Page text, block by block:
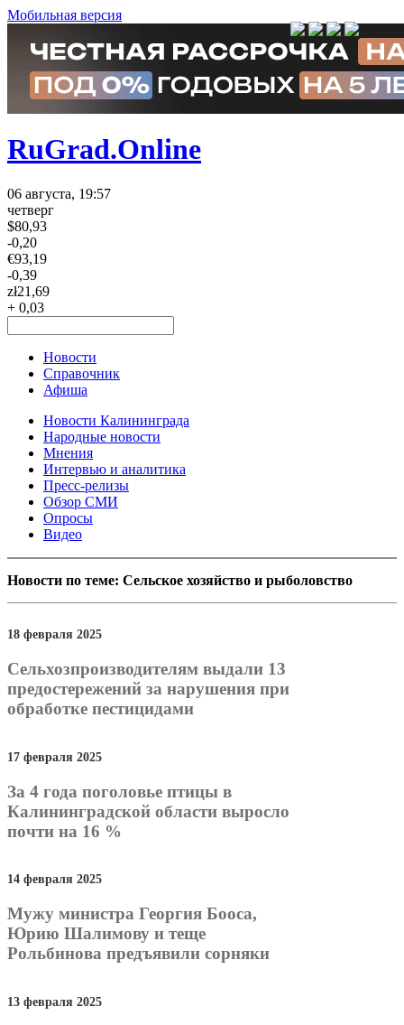
Мобильная версия
RuGrad.Online
06 августа, 19:57
четверг
$80,93
-0,20
€93,19
-0,39
zł21,69
+ 0,03
Новости
Справочник
Афиша
Новости Калининграда
Народные новости
Мнения
Интервью и аналитика
Пресс-релизы
Обзор СМИ
Опросы
Видео
Новости по теме: Сельское хозяйство и рыболовство
18 февраля 2025
Сельхозпроизводителям выдали 13
предостережений за нарушения при
обработке пестицидами
17 февраля 2025
За 4 года поголовье птицы в
Калининградской области выросло
почти на 16 %
14 февраля 2025
Мужу министра Георгия Бооса,
Юрию Шалимову и теще
Рольбинова предъявили сорняки
13 февраля 2025